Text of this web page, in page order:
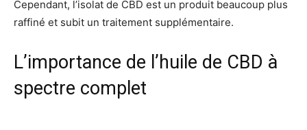
Cependant, l’isolat de CBD est un produit beaucoup plus
raffiné et subit un traitement supplémentaire.
L’importance de l’huile de CBD à
spectre complet